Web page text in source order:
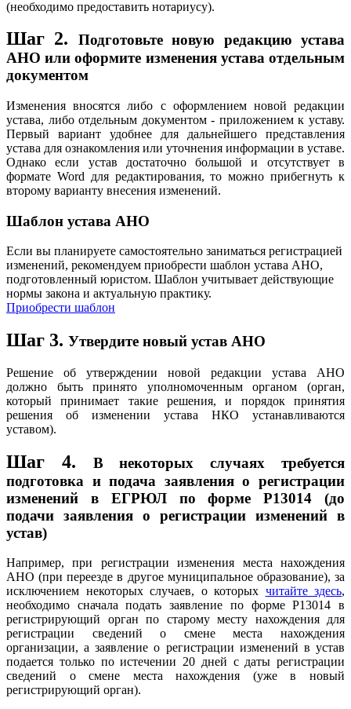
(необходимо предоставить нотариусу).
Шаг 2.
Подготовьте новую редакцию устава
АНО или оформите изменения устава отдельным
документом
Изменения вносятся либо с оформлением новой редакции
устава, либо отдельным документом - приложением к уставу.
Первый вариант удобнее для дальнейшего представления
устава для ознакомления или уточнения информации в уставе.
Однако если устав достаточно большой и отсутствует в
формате Word для редактирования, то можно прибегнуть к
второму варианту внесения изменений.
Шаблон устава АНО
Если вы планируете самостоятельно заниматься регистрацией
изменений, рекомендуем приобрести шаблон устава АНО,
подготовленный юристом. Шаблон учитывает действующие
нормы закона и актуальную практику.
Приобрести шаблон
Шаг 3. Утвердите новый устав АНО
Решение об утверждении новой редакции устава АНО
должно быть принято уполномоченным органом (орган,
который принимает такие решения, и порядок принятия
решения об изменении устава НКО устанавливаются
уставом).
Шаг 4.
В некоторых случаях требуется
подготовка и подача заявления о регистрации
изменений в ЕГРЮЛ по форме Р13014 (до
подачи заявления о регистрации изменений в
устав)
Например, при регистрации изменения места нахождения
АНО (при переезде в другое муниципальное образование), за
исключением некоторых случаев, о которых читайте здесь,
необходимо сначала подать заявление по форме Р13014 в
регистрирующий орган по старому месту нахождения для
регистрации сведений о смене места нахождения
организации, а заявление о регистрации изменений в устав
подается только по истечении 20 дней с даты регистрации
сведений о смене места нахождения (уже в новый
регистрирующий орган).